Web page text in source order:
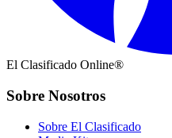
El Clasificado Online®
Sobre Nosotros
Sobre El Clasificado